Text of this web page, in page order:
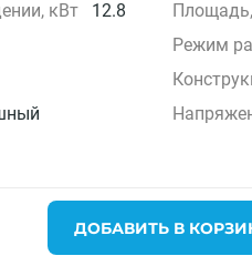
кВт 12.8
Режим
ДОБАВИТЬ В